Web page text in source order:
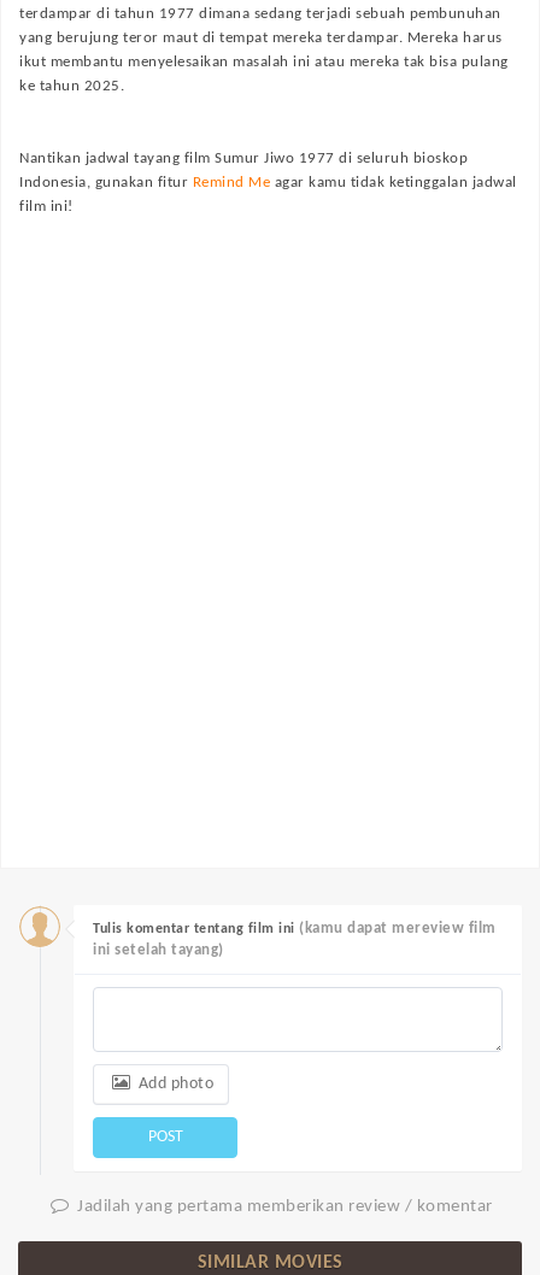
terdampar di tahun 1977 dimana sedang terjadi sebuah pembunuhan
yang berujung teror maut di tempat mereka terdampar. Mereka harus
ikut membantu menyelesaikan masalah ini atau mereka tak bisa pulang
ke tahun 2025.
Nantikan jadwal tayang film Sumur Jiwo 1977 di seluruh bioskop
Indonesia, gunakan fitur Remind Me agar kamu tidak ketinggalan jadwal
film ini!
Tulis komentar tentang film ini (kamu dapat mereview film
ini setelah tayang)
Add photo
POST
Jadilah yang pertama memberikan review / komentar
SIMILAR MOVIES